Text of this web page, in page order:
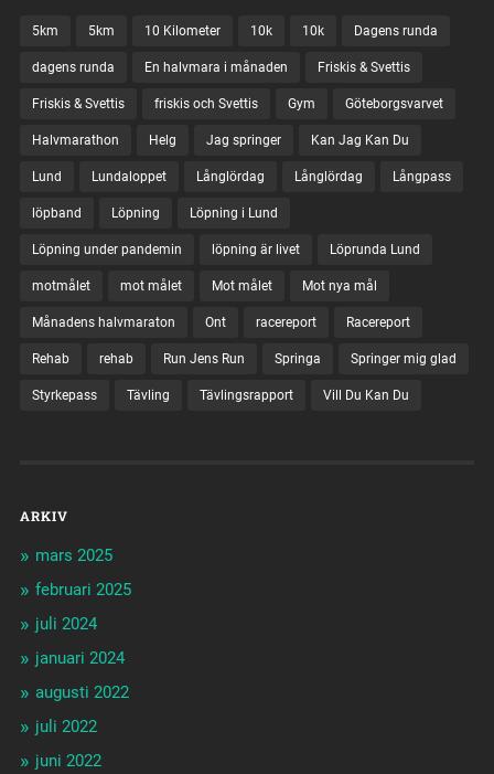
5km 5km 10 Kilometer 10k 10k Dagens runda
dagens runda En halvmara i månaden Friskis & Svettis
Friskis & Svettis friskis och Svettis Gym Göteborgsvarvet
Halvmarathon Helg Jag springer Kan Jag Kan Du
Lund Lundaloppet Långlördag Långlördag Långpass
löpband Löpning Löpning i Lund
Löpning under pandemin löpning är livet Löprunda Lund
motmålet mot målet Mot målet Mot nya mål
Månadens halvmaraton Ont racereport Racereport
Rehab rehab Run Jens Run Springa Springer mig glad
Styrkepass Tävling Tävlingsrapport Vill Du Kan Du
ARKIV
mars 2025
februari 2025
juli 2024
januari 2024
augusti 2022
juli 2022
juni 2022